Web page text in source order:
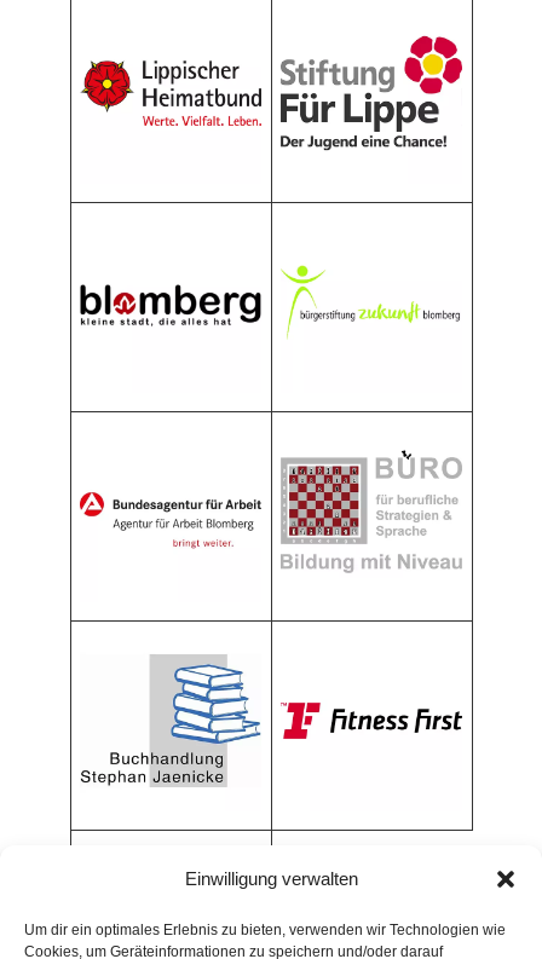
Einwilligung verwalten
Um dir ein optimales Erlebnis zu bieten, verwenden wir Technologien wie
Cookies, um Geräteinformationen zu speichern und/oder darauf